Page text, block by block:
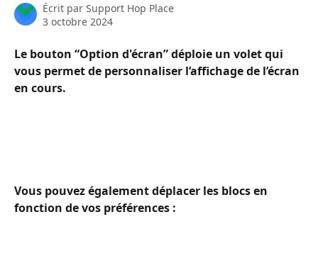
Écrit par Support Hop Place
3 octobre 2024
Le bouton “Option d'écran” déploie un volet qui
vous permet de personnaliser l’affichage de l’écran
en cours.
Vous pouvez également déplacer les blocs en
fonction de vos préférences :